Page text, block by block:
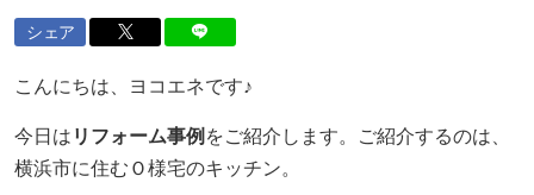
ロイヤル会員サービス
法人のお客さま
会社案内
シェア
こんにちは、ヨコエネです♪
今日は リフォーム事例 をご紹介します。ご紹介するのは、
横浜市に住むＯ様宅のキッチン。